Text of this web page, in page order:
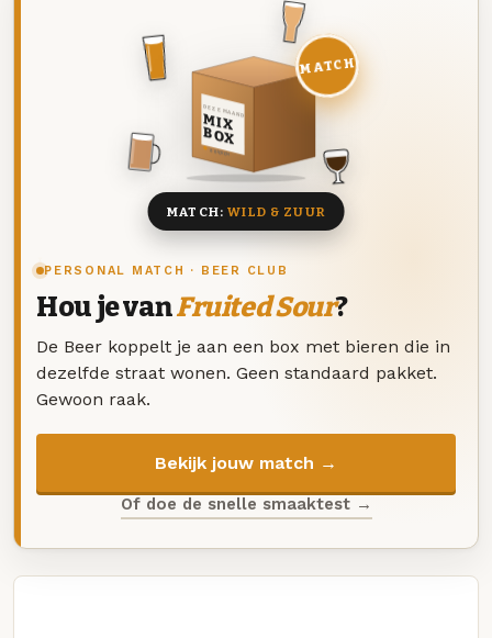
PERSONAL MATCH · BEER CLUB
Hou je vanFruited Sour?
De Beer koppelt je aan een box met bieren die in
dezelfde straat wonen. Geen standaard pakket.
Gewoon raak.
Bekijk jouw match →
Of doe de snelle smaaktest →
DEZE MAAND
MIX
BOX
8 BIEREN
MATCH
MATCH:WILD & ZUUR